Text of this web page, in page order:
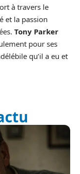
à travers le
et la passion
Tony Parker
pour ses
qu’il a eu et